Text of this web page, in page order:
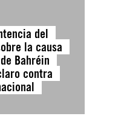
del
la causa
Bahréin
contra